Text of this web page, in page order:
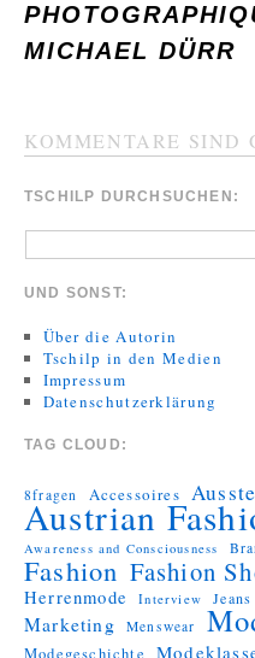
MICHAEL DÜRR
KOMMENTARE SIND
TSCHILP DURCHSUCHEN:
UND SONST:
Über die Autorin
Tschilp in den Medien
Impressum
Datenschutzerklärung
TAG CLOUD:
8fragen Accessoires
Austrian
Awareness and Consciousness
Fashion Fashion
Herrenmode Interview Jeans
Marketing Menswear